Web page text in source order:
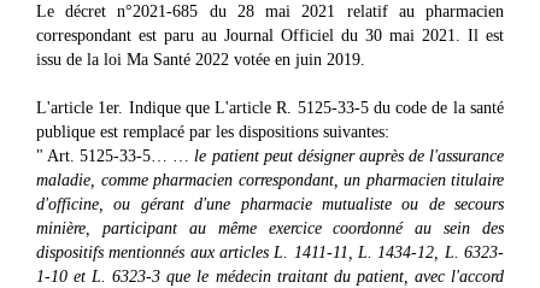
Le décret n°2021-685 du 28 mai 2021 relatif au pharmacien
correspondant est paru au Journal Officiel du 30 mai 2021. Il est
issu de la loi Ma Santé 2022 votée en juin 2019.
L'article 1er. Indique que L'article R. 5125-33-5 du code de la santé
publique est remplacé par les dispositions suivantes:
" Art. 5125-33-5… … le patient peut désigner auprès de l'assurance
maladie, comme pharmacien correspondant, un pharmacien titulaire
d'officine, ou gérant d'une pharmacie mutualiste ou de secours
minière, participant au même exercice coordonné au sein des
dispositifs mentionnés aux articles L. 1411-11, L. 1434-12, L. 6323-
1-10 et L. 6323-3 que le médecin traitant du patient, avec l'accord